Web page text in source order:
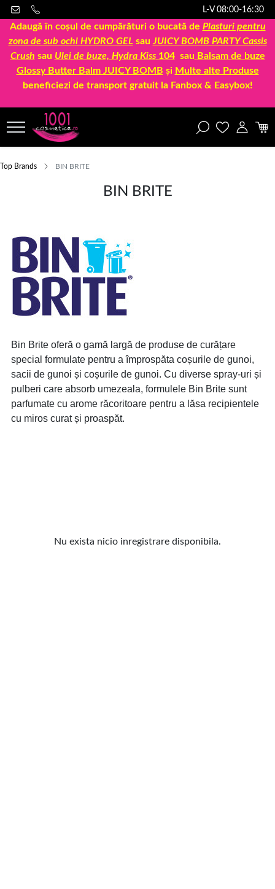
L-V 08:00-16:30
Adaugă în coșul de cumpărături o bucată de Plasturi pentru
zona de sub ochi HYDRO GEL sau JUICY BOMB PARTY Cassis
Crush sau Ulei de buze, Hydra Kiss 104sau Balsam de buze
Glossy Butter Balm JUICY BOMB și Multe alte Produse
beneficiezi de transport gratuit la Fanbox & Easybox!
Top Brands BIN BRITE
BIN BRITE
Bin Brite oferă o gamă largă de produse de curățare
special formulate pentru a împrospăta coșurile de gunoi,
sacii de gunoi și coșurile de gunoi. Cu diverse spray-uri și
pulberi care absorb umezeala, formulele Bin Brite sunt
parfumate cu arome răcoritoare pentru a lăsa recipientele
cu miros curat și proaspăt.
Nu exista nicio inregistrare disponibila.